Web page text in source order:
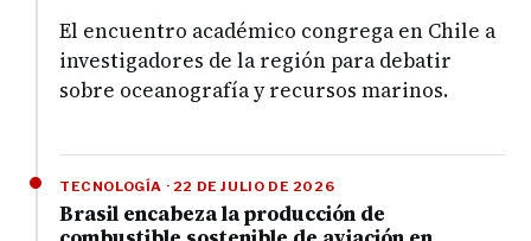
El encuentro académico congrega en Chile a
investigadores de la región para debatir
sobre oceanografía y recursos marinos.
TECNOLOGÍA · 22 DE JULIO DE 2026
Brasil encabeza la producción de